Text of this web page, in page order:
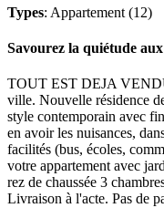
Types: Appartement (12)
Savourez la quiétude
TOUT EST DEJA
ville. Nouvelle résidence
style contemporain avec
en avoir les nuisances,
facilités (bus, écoles,
votre appartement avec
rez de chaussée 3
Livraison à l'acte. Pas de